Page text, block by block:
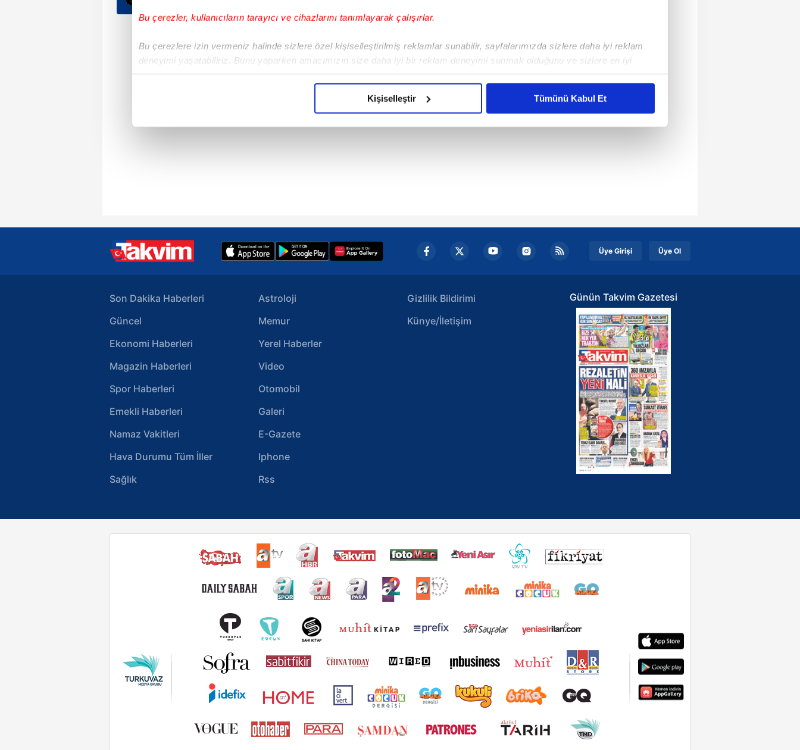
Bu çerezler, kullanıcıların tarayıcı ve cihazlarını tanımlayarak çalışırlar.
Bu çerezlere izin vermeniz halinde sizlere özel kişiselleştirilmiş reklamlar sunabilir, sayfalarımızda sizlere daha iyi reklam
deneyimi yaşatabiliriz. Bunu yaparken amacımızın size daha iyi bir reklam deneyimi sunmak olduğunu ve sizlere en iyi
içerikleri sunabilmek adına elimizden gelen çabayı gösterdiğimizi ve bu noktada, reklamların maliyetlerimizi karşılamak
6698 sayılı Kişisel Verilerin Korunması Kanunu uyarınca hazırlanmış Aydınlatma Metnimizi okumak ve sitemizde ilgili
mevzuata uygun olarak kullanılan çerezlerle ilgili bilgi almak için lütfentıklayınız.
Kişiselleştir Tümünü Kabul Et
Üye Girişi Üye Ol
Son Dakika Haberleri
Güncel
Ekonomi Haberleri
Magazin Haberleri
Spor Haberleri
Emekli Haberleri
Namaz Vakitleri
Hava Durumu Tüm İller
Sağlık
Astroloji
Memur
Yerel Haberler
Video
Otomobil
Galeri
E-Gazete
Iphone
Rss
Gizlilik Bildirimi
Künye/İletişim
Günün Takvim Gazetesi